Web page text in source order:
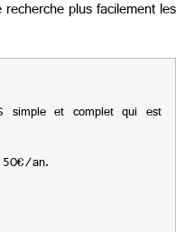
plus facilement les
simple et complet qui est
50€/an.